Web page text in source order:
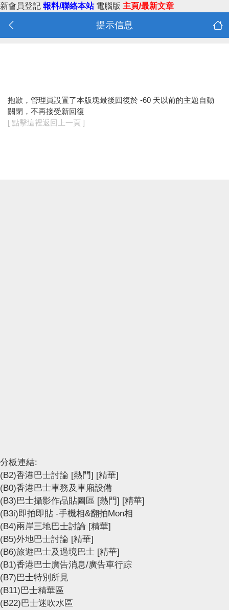
新會員登記 報料/聯絡本站 電腦版 主頁/最新文章
提示信息
抱歉，管理員設置了本版塊最後回復於 -60 天以前的主題自動
關閉，不再接受新回復
[ 點擊這裡返回上一頁 ]
分板連結:
(B2)香港巴士討論 [熱門] [精華]
(B0)香港巴士車務及車廂設備
(B3)巴士攝影作品貼圖區 [熱門] [精華]
(B3i)即拍即貼 -手機相&翻拍Mon相
(B4)兩岸三地巴士討論 [精華]
(B5)外地巴士討論 [精華]
(B6)旅遊巴士及過境巴士 [精華]
(B1)香港巴士廣告消息/廣告車行踪
(B7)巴士特別所見
(B11)巴士精華區
(B22)巴士迷吹水區